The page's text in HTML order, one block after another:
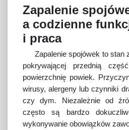
Zapalenie
a codzienne
i praca
Zapalenie spojówek to stan
pokrywającej przednią
powierzchnię powiek.
wirusy, alergeny lub czynniki
czy dym. Niezależnie od
często są bardzo
wykonywanie obowiązków